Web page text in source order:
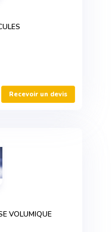
Recevoir un devis
VOLUMIQUE